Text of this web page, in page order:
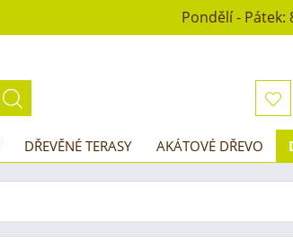
Pondělí - Pátek:
DŘEVĚNÉ TERASY AKÁTOVÉ DŘEVO